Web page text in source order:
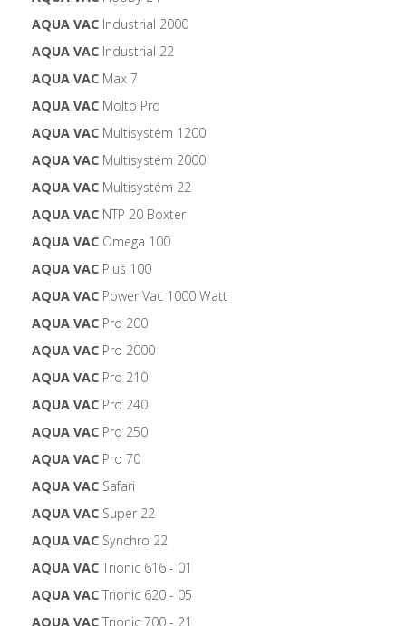
AQUA VAC Industrial 2000
AQUA VAC Industrial 22
AQUA VAC Max 7
AQUA VAC Molto Pro
AQUA VAC Multisystém 1200
AQUA VAC Multisystém 2000
AQUA VAC Multisystém 22
AQUA VAC NTP 20 Boxter
AQUA VAC Omega 100
AQUA VAC Plus 100
AQUA VAC Power Vac 1000 Watt
AQUA VAC Pro 200
AQUA VAC Pro 2000
AQUA VAC Pro 210
AQUA VAC Pro 240
AQUA VAC Pro 250
AQUA VAC Pro 70
AQUA VAC Safari
AQUA VAC Super 22
AQUA VAC Synchro 22
AQUA VAC Trionic 616 - 01
AQUA VAC Trionic 620 - 05
AQUA VAC Trionic 700 - 21